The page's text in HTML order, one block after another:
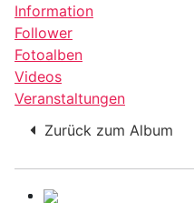
Information
Follower
Fotoalben
Videos
Veranstaltungen
Zurück zum Album